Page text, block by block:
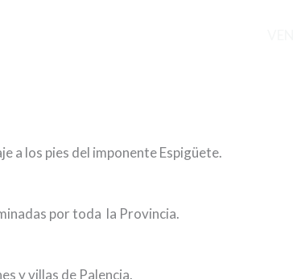
a los pies del imponente Espigüete.
por toda la Provincia.
y villas de Palencia.